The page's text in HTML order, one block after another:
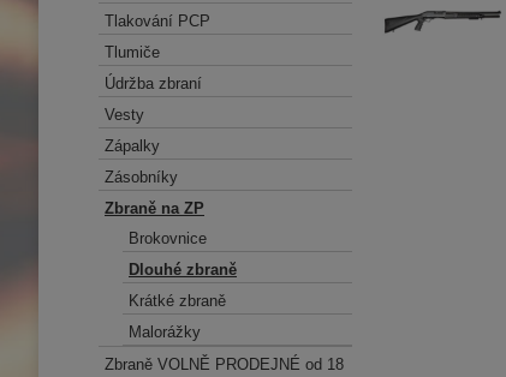
Tlakování PCP
Tlumiče
Údržba zbraní
Vesty
Zápalky
Zásobníky
Zbraně na ZP
Brokovnice
Dlouhé zbraně
Krátké zbraně
Malorážky
Zbraně VOLNĚ PRODEJNÉ od 18